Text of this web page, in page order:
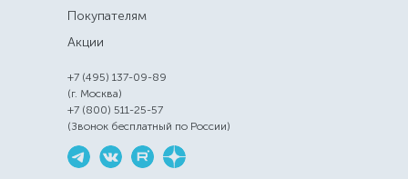
Покупателям
Акции
+7 (495) 137-09-89
(г. Москва)
+7 (800) 511-25-57
(Звонок бесплатный по России)